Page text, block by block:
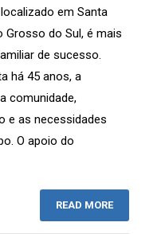
em Santa
Grosso do Sul, é mais
de sucesso.
há 45 anos, a
comunidade,
e as necessidades
O apoio do
READ MORE